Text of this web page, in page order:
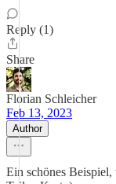
Reply (1)
Share
Florian Schleicher
Feb 13, 2023
Author
Ein schönes